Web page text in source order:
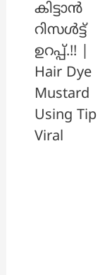
കിട്ടാൻ
റിസൾട്ട്
ഉറപ്പ്.!! |
Hair Dye
Mustard
Using Tip
Viral